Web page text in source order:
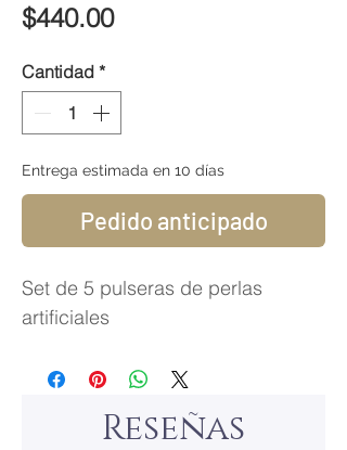
$440.00Precio
Cantidad *
Entrega estimada en 10 días
Pedido anticipado
Set de 5 pulseras de perlas
artificiales
Reseñas